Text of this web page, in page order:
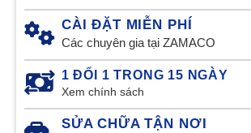
CÀI ĐẶT MIỄN PHÍ
Các chuyên gia tại ZAMACO
1 ĐỔI 1 TRONG 15 NGÀY
Xem chính sách
SỬA CHỮA TẬN NƠI